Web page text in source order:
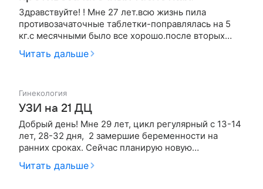
Здравствуйте! ! Мне 27 лет.всю жизнь пила
противозачаточные таблетки-поправлялась на 5
кг.с месячными было все хорошо.после вторых
родов начала пить Чаррезету для кормящих-
исчезли месячные.потом Ярину после кормешки
Читать дальше
Гинекология
УЗИ на 21 ДЦ
Добрый день! Мне 29 лет, цикл регулярный с 13-14
лет, 28-32 дня, 2 замершие беременности на
ранних сроках. Сейчас планирую новую
беременность. Сделала УЗИ на 21 ДЦ. рез-ты:
Матка в anteflexio, размеры: 44на34на40 мм.Форма
Читать дальше